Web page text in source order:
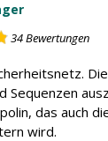
34Bewertungen
das auch
wird.